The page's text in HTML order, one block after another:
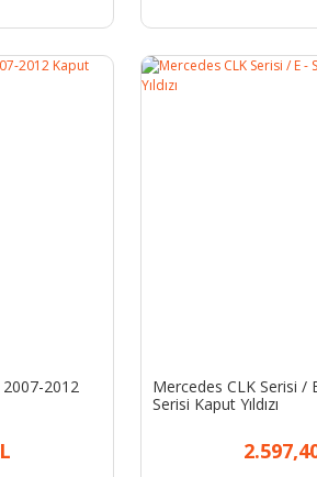
2012
Mercedes CLK Serisi /
Serisi Kaput Yıldızı